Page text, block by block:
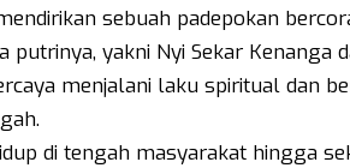
sebuah padepokan
putrinya, yakni Nyi Sekar Kenanga
menjalani laku spiritual dan
di tengah masyarakat hingga